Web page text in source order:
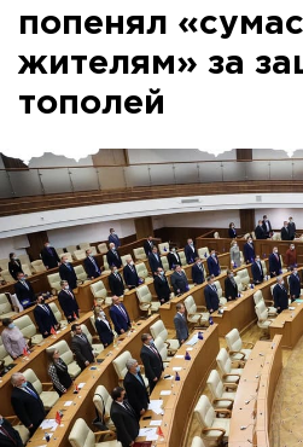
попенял
жителям» за
тополей